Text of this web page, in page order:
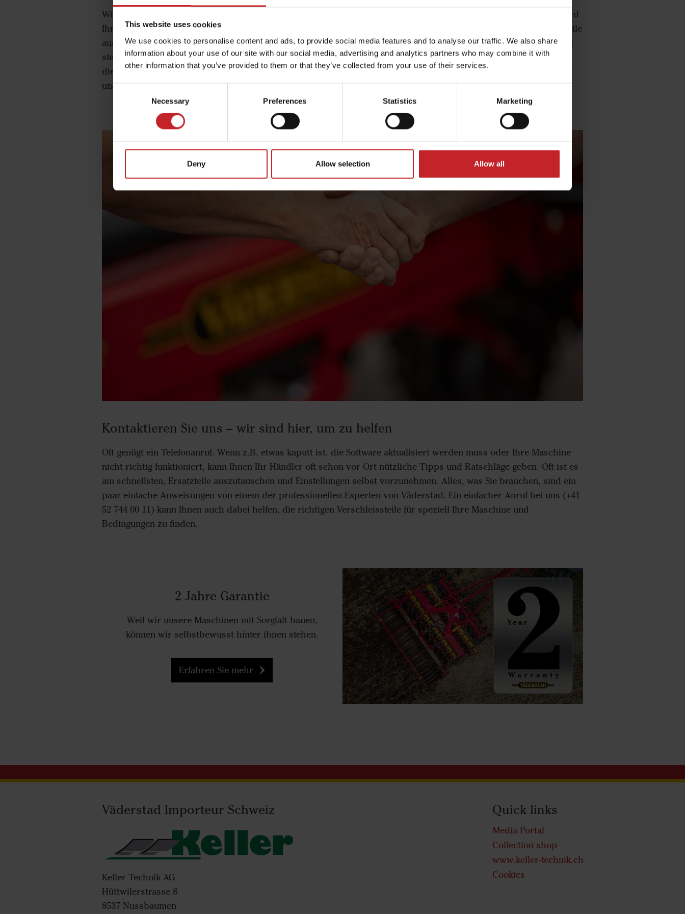
This website uses cookies
We use cookies to personalise content and ads, to provide social media features and to analyse our traffic. We also share
information about your use of our site with our social media, advertising and analytics partners who may combine it with
other information that you’ve provided to them or that they’ve collected from your use of their services.
Consent
Necessary Preferences Statistics Marketing
Deny Allow selection Allow all
Wir empfehlen Ihnen, Ihre Maschinen am Ende jeder Saison zur Wartung und Inspektion anzumelden. Dadurch wird
Ihre Maschine nicht nur in einem Top-Zustand gehalten, sondern Sie erfahren auch, ob und wann Sie Verschleissteile
austauschen müssen. Ausserdem wissen Sie dann, dass Ihre Maschine bereit für die nächste Saison ist. Väderstad
stellt Maschinen und Verschleissteile her, um Ihnen Jahr für Jahr optimale Erträge zu ermöglichen. Eine Maschine,
die regelmässig gewartet wird, liefert bessere Ergebnisse und hält länger, für die höchste Gesamtwirtschaftlichkeit
und die niedrigsten Kosten pro Hektar.
Kontaktieren Sie uns – wir sind hier, um zu helfen
Oft genügt ein Telefonanruf. Wenn z.B. etwas kaputt ist, die Software aktualisiert werden muss oder Ihre Maschine
nicht richtig funktioniert, kann Ihnen Ihr Händler oft schon vor Ort nützliche Tipps und Ratschläge geben. Oft ist es
am schnellsten, Ersatzteile auszutauschen und Einstellungen selbst vorzunehmen. Alles, was Sie brauchen, sind ein
paar einfache Anweisungen von einem der professionellen Experten von Väderstad. Ein einfacher Anruf bei uns (+41
52 744 00 11) kann Ihnen auch dabei helfen, die richtigen Verschleissteile für speziell Ihre Maschine und
Bedingungen zu finden.
2 Jahre Garantie
Weil wir unsere Maschinen mit Sorgfalt bauen,
können wir selbstbewusst hinter ihnen stehen.
Erfahren Sie mehr
Väderstad Importeur Schweiz
Keller Technik AG
Hüttwilerstrasse 8
8537 Nussbaumen
Quick links
Media Portal
Collection shop
www.keller-technik.ch
Cookies